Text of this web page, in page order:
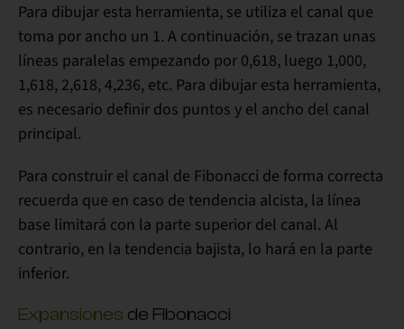
Para dibujar esta herramienta, se utiliza el canal que
toma por ancho un 1. A continuación, se trazan unas
líneas paralelas empezando por 0,618, luego 1,000,
1,618, 2,618, 4,236, etc. Para dibujar esta herramienta,
es necesario definir dos puntos y el ancho del canal
principal.
Para construir el canal de Fibonacci de forma correcta
recuerda que en caso de tendencia alcista, la línea
base limitará con la parte superior del canal. Al
contrario, en la tendencia bajista, lo hará en la parte
inferior.
Expansiones de Fibonacci